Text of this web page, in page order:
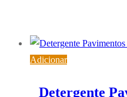
Adicionar
Detergente